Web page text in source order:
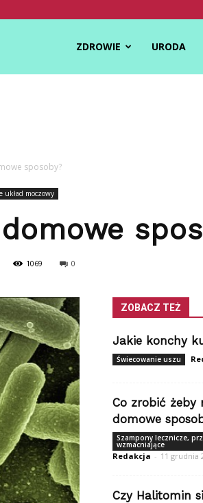
ZDROWIE URODA
sposoby?
układ moczowy
1069 0
ZOBACZ TEŻ
Jakie konchy
Świecowanie uszu
Co zrobić żeby
domowe
Szampony lecznicze,
wzmacniające
Redakcja - 11 grudnia
Czy Halitomin